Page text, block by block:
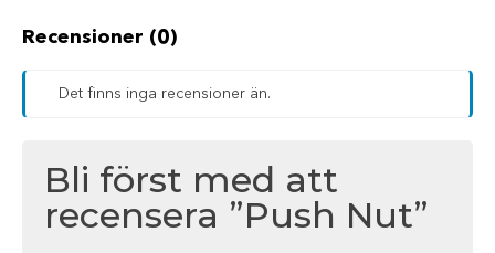
Recensioner (0)
Det finns inga recensioner än.
Bli först med att
recensera ”Push Nut”